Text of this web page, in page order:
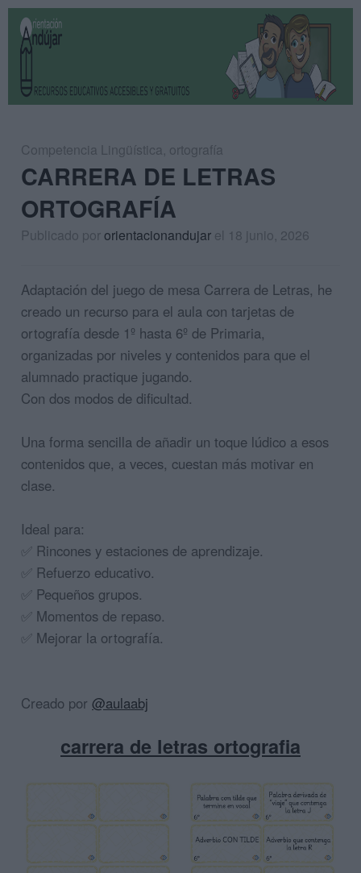
Competencia Lingüística, ortografía
CARRERA DE LETRAS
ORTOGRAFÍA
Publicado pororientacionandujar el 18 junio, 2026
Adaptación del juego de mesa Carrera de Letras, he
creado un recurso para el aula con tarjetas de
ortografía desde 1º hasta 6º de Primaria,
organizadas por niveles y contenidos para que el
alumnado practique jugando.
Con dos modos de dificultad.
Una forma sencilla de añadir un toque lúdico a esos
contenidos que, a veces, cuestan más motivar en
clase.
Ideal para:
✅ Rincones y estaciones de aprendizaje.
✅ Refuerzo educativo.
✅ Pequeños grupos.
✅ Momentos de repaso.
✅ Mejorar la ortografía.
Creado por @aulaabj
carrera de letras ortografia